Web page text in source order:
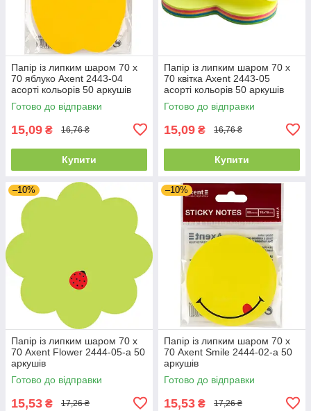
Папір із липким шаром 70 х
70 яблуко Axent 2443-04
асорті кольорів 50 аркушів
Готово до відправки
15,09 ₴ 16,76 ₴
Купити
Папір із липким шаром 70 х
70 квітка Axent 2443-05
асорті кольорів 50 аркушів
Готово до відправки
15,09 ₴ 16,76 ₴
Купити
–10%
Папір із липким шаром 70 х
70 Axent Flower 2444-05-a 50
аркушів
Готово до відправки
15,53 ₴ 17,26 ₴
–10%
Папір із липким шаром 70 х
70 Axent Smile 2444-02-a 50
аркушів
Готово до відправки
15,53 ₴ 17,26 ₴